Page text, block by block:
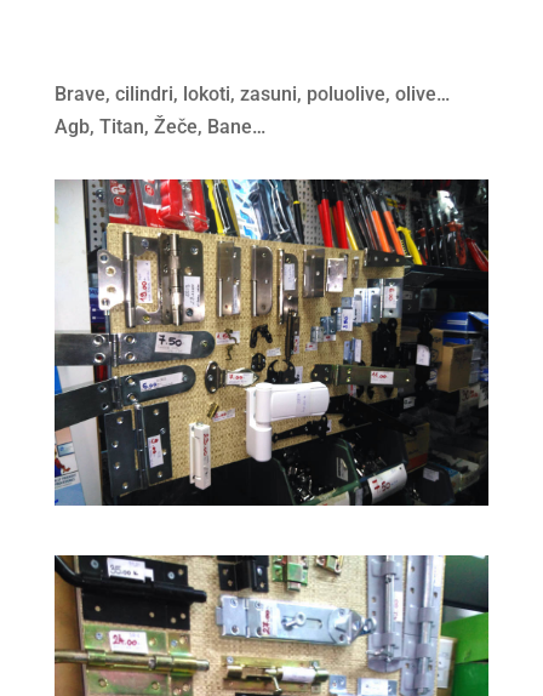
Brave, cilindri, lokoti, zasuni, poluolive, olive…
Agb, Titan, Žeče, Bane…